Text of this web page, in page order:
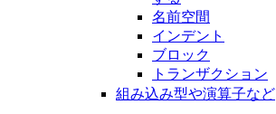
名前空間
インデント
ブロック
トランザクション
組み込み型や演算子など